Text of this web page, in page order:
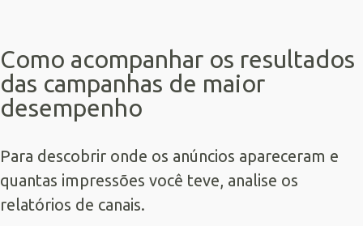
Como acompanhar os resultados
das campanhas de maior
desempenho
Para descobrir onde os anúncios apareceram e
quantas impressões você teve, analise os
relatórios de canais.